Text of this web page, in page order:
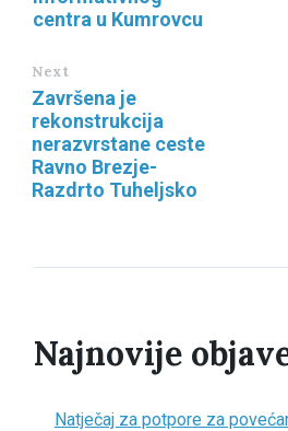
centra u Kumrovcu
Next
Završena je
rekonstrukcija
nerazvrstane ceste
Ravno Brezje-
Razdrto Tuheljsko
Najnovije
Natječaj za potpore za